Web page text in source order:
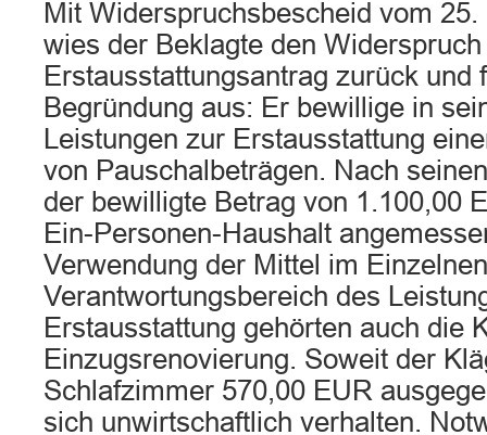
Mit Widerspruchsbescheid vom
wies der Beklagte den
Erstausstattungsantrag zurück und
Begründung aus: Er bewillige in
Leistungen zur Erstausstattung
von Pauschalbeträgen. Nach
der bewilligte Betrag von 1.100,00
Ein-Personen-Haushalt
Verwendung der Mittel im
Verantwortungsbereich des
Erstausstattung gehörten auch die
Einzugsrenovierung. Soweit der
Schlafzimmer 570,00 EUR
sich unwirtschaftlich verhalten.